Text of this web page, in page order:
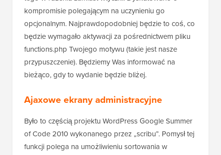
kompromisie polegającym na uczynieniu go
opcjonalnym. Najprawdopodobniej będzie to coś, co
będzie wymagało aktywacji za pośrednictwem pliku
functions.php Twojego motywu (takie jest nasze
przypuszczenie). Będziemy Was informować na
bieżąco, gdy to wydanie będzie bliżej.
Ajaxowe ekrany administracyjne
Było to częścią projektu WordPress Google Summer
of Code 2010 wykonanego przez „scribu”. Pomysł tej
funkcji polega na umożliwieniu sortowania w